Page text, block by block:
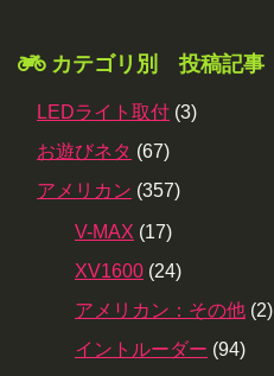
カテゴリ別 投稿記事
LEDライト取付 (3)
お遊びネタ (67)
アメリカン (357)
V-MAX (17)
XV1600 (24)
アメリカン：その他 (2)
イントルーダー (94)